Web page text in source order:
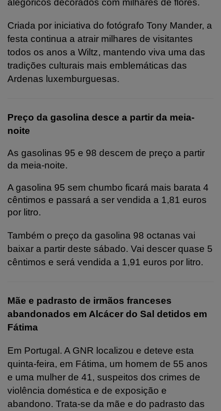
alegóricos decorados com milhares de flores.
Criada por iniciativa do fotógrafo Tony Mander, a
festa continua a atrair milhares de visitantes
todos os anos a Wiltz, mantendo viva uma das
tradições culturais mais emblemáticas das
Ardenas luxemburguesas.
Preço da gasolina desce a partir da meia-
noite
As gasolinas 95 e 98 descem de preço a partir
da meia-noite.
A gasolina 95 sem chumbo ficará mais barata 4
cêntimos e passará a ser vendida a 1,81 euros
por litro.
Também o preço da gasolina 98 octanas vai
baixar a partir deste sábado. Vai descer quase 5
cêntimos e será vendida a 1,91 euros por litro.
Mãe e padrasto de irmãos franceses
abandonados em Alcácer do Sal detidos em
Fátima
Em Portugal. A GNR localizou e deteve esta
quinta-feira, em Fátima, um homem de 55 anos
e uma mulher de 41, suspeitos dos crimes de
violência doméstica e de exposição e
abandono. Trata-se da mãe e do padrasto das